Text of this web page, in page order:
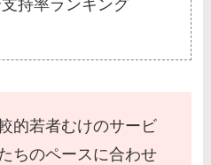
持率ランキング
的若者むけのサービ
ちのペースに合わせ